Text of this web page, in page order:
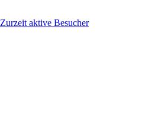
Zurzeit aktive Besucher